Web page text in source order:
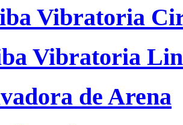
Vibratoria
Vibratoria
de Arena